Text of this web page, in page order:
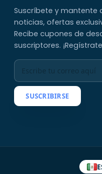
Suscríbete y mantente
noticias, ofertas
Recibe cupones de
suscriptores.
SUSCRIBIRSE